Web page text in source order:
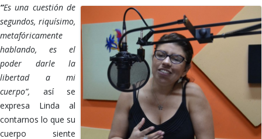
“Es una cuestión de
segundos, riquísimo,
metafóricamente
hablando, es el
poder darle la
libertad a mi
cuerpo”, así se
expresa Linda al
contarnos lo que su
cuerpo siente